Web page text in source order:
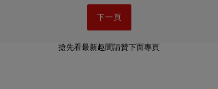
下一頁
搶先看最新趣聞請贊下面專頁